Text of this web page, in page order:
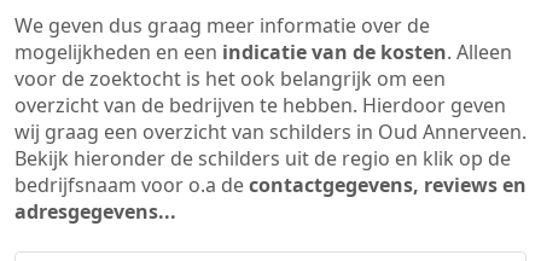
We geven dus graag meer informatie over de
mogelijkheden en een indicatie van de kosten. Alleen
voor de zoektocht is het ook belangrijk om een
overzicht van de bedrijven te hebben. Hierdoor geven
wij graag een overzicht van schilders in Oud Annerveen.
Bekijk hieronder de schilders uit de regio en klik op de
bedrijfsnaam voor o.a decontactgegevens, reviews en
adresgegevens...